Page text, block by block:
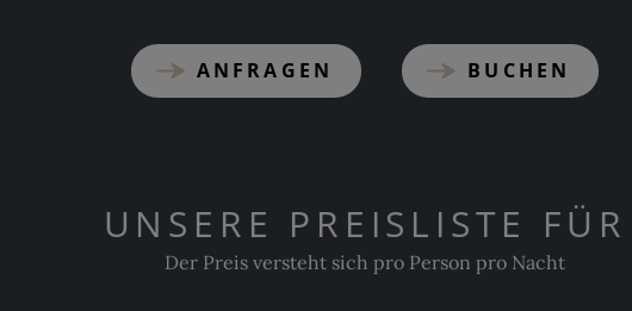
ANFRAGEN BUCHEN
UNSERE PREISLISTE FÜR
Der Preis versteht sich pro Person pro Nacht